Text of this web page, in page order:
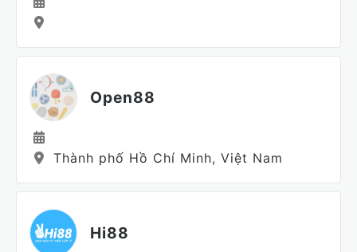
Open88
Thành phố Hồ Chí Minh, Việt Nam
Hi88